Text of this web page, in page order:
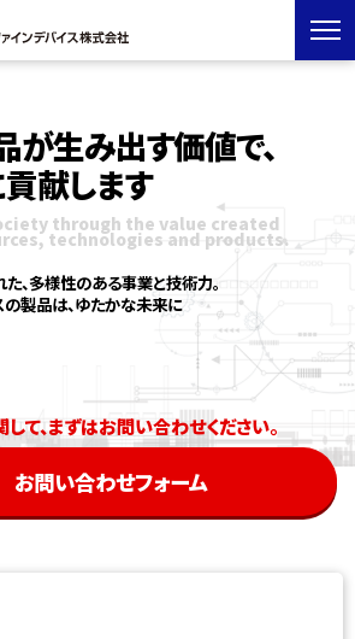
が生み出す価値で、
献します
through the value created
technologies and products.
、多様性のある事業と技術力。
の製品は、ゆたかな未来に
て、まずはお問い合わせください。
お問い合わせフォーム